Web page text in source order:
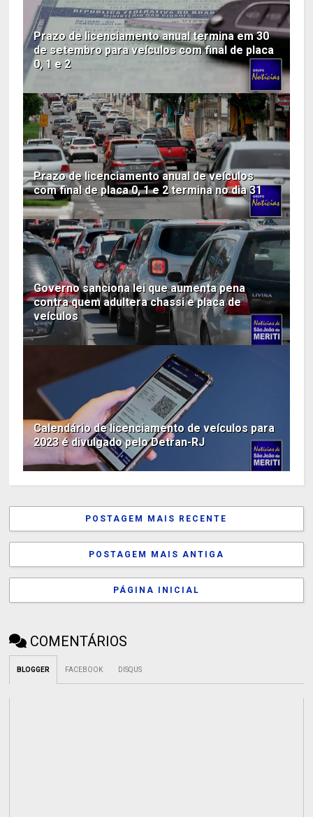
Prazo de licenciamento anual termina em 30
de setembro para veículos com final de placa
0, 1 e 2
Prazo de licenciamento anual de veículos
com final de placa 0, 1 e 2 termina no dia 31
Governo sanciona lei que aumenta pena
contra quem adultera chassi e placa de
veículos
Calendário de licenciamento de veículos para
2023 é divulgado pelo Detran-RJ
POSTAGEM MAIS RECENTE
POSTAGEM MAIS ANTIGA
PÁGINA INICIAL
COMENTÁRIOS
BLOGGER FACEBOOK DISQUS